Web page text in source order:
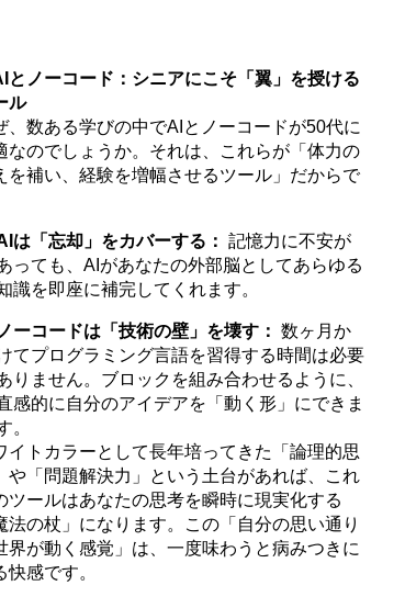
とノーコード：シニアにこそ「翼」を授ける
ル
、数ある学びの中でAIとノーコードが50代に
なのでしょうか。それは、これらが「体力の
を補い、経験を増幅させるツール」だからで
は「忘却」をカバーする： 記憶力に不安が
っても、AIがあなたの外部脳としてあらゆる
識を即座に補完してくれます。
ノーコードは「技術の壁」を壊す： 数ヶ月か
てプログラミング言語を習得する時間は必要
りません。ブロックを組み合わせるように、
感的に自分のアイデアを「動く形」にできま
。
イトカラーとして長年培ってきた「論理的思
や「問題解決力」という土台があれば、これ
ツールはあなたの思考を瞬時に現実化する
法の杖」になります。この「自分の思い通り
界が動く感覚」は、一度味わうと病みつきに
快感です。